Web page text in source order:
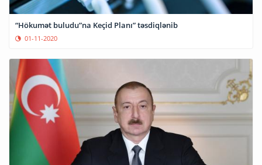
“Hökumət buludu”na Keçid Planı” təsdiqlənib
01-11-2020